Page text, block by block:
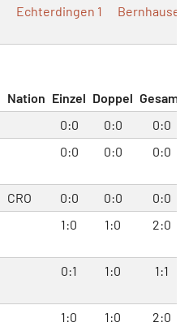
Echterdingen 1
Bernhausen
Nation Einzel Doppel Gesamt
0:0 0:0
0:0
0:0 0:0 0:0
CRO 0:0 0:0
0:0
1:0 1:0 2:0
0:1 1:0 1:1
1:0 1:0 2:0